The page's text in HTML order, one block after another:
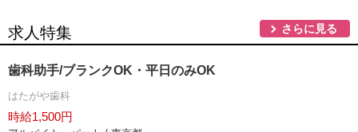
求人特集 さらに見る
歯科助手/ブランクOK・平日のみOK
はたがや歯科
時給1,500円